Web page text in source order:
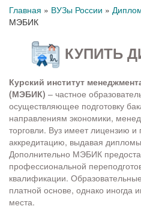
Главная » ВУЗы России »
МЭБИК
КУПИТЬ
Курский институт
(МЭБИК) – частное
осуществляющее подготовку
направлениям экономики,
торговли. Вуз имеет лицензию и
аккредитацию, выдавая
Дополнительно МЭБИК
профессиональной
квалификации.
платной основе, однако иногда
места.